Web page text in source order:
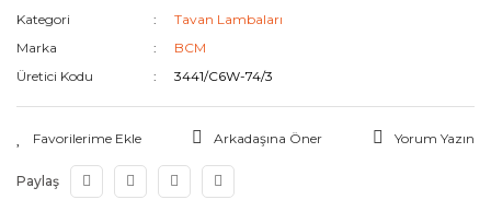
Kategori
Tavan Lambaları
Marka
BCM
Üretici Kodu
3441/C6W-74/3
Arkadaşına Öner Yorum Yazın
Paylaş